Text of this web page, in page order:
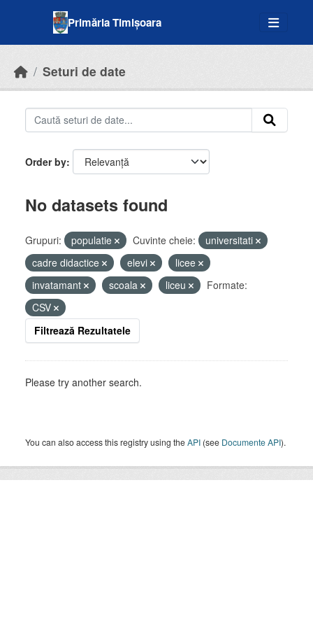
Primăria Timișoara
Seturi de date
Order by
No datasets found
Grupuri: populatie Cuvinte cheie:
universitati
cadre didactice
elevi
licee
invatamant
scoala liceu
Formate:
CSV
Filtrează Rezultatele
Please try another search.
You can also access this registry using theAPI (see Documente API).